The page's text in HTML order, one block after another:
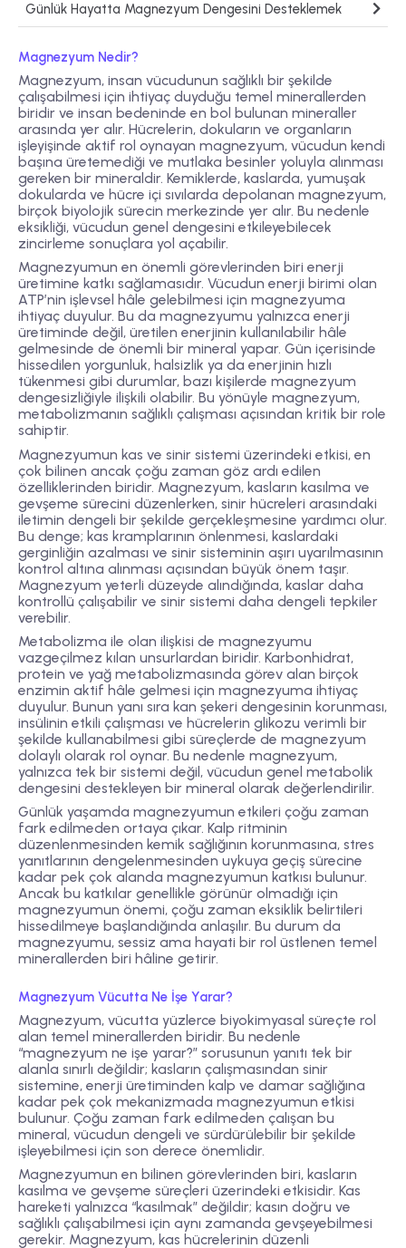
Günlük Hayatta Magnezyum Dengesini Desteklemek
Magnezyum Nedir?
Magnezyum, insan vücudunun sağlıklı bir şekilde
çalışabilmesi için ihtiyaç duyduğu temel minerallerden
biridir ve insan bedeninde en bol bulunan mineraller
arasında yer alır. Hücrelerin, dokuların ve organların
işleyişinde aktif rol oynayan magnezyum, vücudun kendi
başına üretemediği ve mutlaka besinler yoluyla alınması
gereken bir mineraldir. Kemiklerde, kaslarda, yumuşak
dokularda ve hücre içi sıvılarda depolanan magnezyum,
birçok biyolojik sürecin merkezinde yer alır. Bu nedenle
eksikliği, vücudun genel dengesini etkileyebilecek
zincirleme sonuçlara yol açabilir.
Magnezyumun en önemli görevlerinden biri enerji
üretimine katkı sağlamasıdır. Vücudun enerji birimi olan
ATP’nin işlevsel hâle gelebilmesi için magnezyuma
ihtiyaç duyulur. Bu da magnezyumu yalnızca enerji
üretiminde değil, üretilen enerjinin kullanılabilir hâle
gelmesinde de önemli bir mineral yapar. Gün içerisinde
hissedilen yorgunluk, halsizlik ya da enerjinin hızlı
tükenmesi gibi durumlar, bazı kişilerde magnezyum
dengesizliğiyle ilişkili olabilir. Bu yönüyle magnezyum,
metabolizmanın sağlıklı çalışması açısından kritik bir role
sahiptir.
Magnezyumun kas ve sinir sistemi üzerindeki etkisi, en
çok bilinen ancak çoğu zaman göz ardı edilen
özelliklerinden biridir. Magnezyum, kasların kasılma ve
gevşeme sürecini düzenlerken, sinir hücreleri arasındaki
iletimin dengeli bir şekilde gerçekleşmesine yardımcı olur.
Bu denge; kas kramplarının önlenmesi, kaslardaki
gerginliğin azalması ve sinir sisteminin aşırı uyarılmasının
kontrol altına alınması açısından büyük önem taşır.
Magnezyum yeterli düzeyde alındığında, kaslar daha
kontrollü çalışabilir ve sinir sistemi daha dengeli tepkiler
verebilir.
Metabolizma ile olan ilişkisi de magnezyumu
vazgeçilmez kılan unsurlardan biridir. Karbonhidrat,
protein ve yağ metabolizmasında görev alan birçok
enzimin aktif hâle gelmesi için magnezyuma ihtiyaç
duyulur. Bunun yanı sıra kan şekeri dengesinin korunması,
insülinin etkili çalışması ve hücrelerin glikozu verimli bir
şekilde kullanabilmesi gibi süreçlerde de magnezyum
dolaylı olarak rol oynar. Bu nedenle magnezyum,
yalnızca tek bir sistemi değil, vücudun genel metabolik
dengesini destekleyen bir mineral olarak değerlendirilir.
Günlük yaşamda magnezyumun etkileri çoğu zaman
fark edilmeden ortaya çıkar. Kalp ritminin
düzenlenmesinden kemik sağlığının korunmasına, stres
yanıtlarının dengelenmesinden uykuya geçiş sürecine
kadar pek çok alanda magnezyumun katkısı bulunur.
Ancak bu katkılar genellikle görünür olmadığı için
magnezyumun önemi, çoğu zaman eksiklik belirtileri
hissedilmeye başlandığında anlaşılır. Bu durum da
magnezyumu, sessiz ama hayati bir rol üstlenen temel
minerallerden biri hâline getirir.
Magnezyum Vücutta Ne İşe Yarar?
Magnezyum, vücutta yüzlerce biyokimyasal süreçte rol
alan temel minerallerden biridir. Bu nedenle
“magnezyum ne işe yarar?” sorusunun yanıtı tek bir
alanla sınırlı değildir; kasların çalışmasından sinir
sistemine, enerji üretiminden kalp ve damar sağlığına
kadar pek çok mekanizmada magnezyumun etkisi
bulunur. Çoğu zaman fark edilmeden çalışan bu
mineral, vücudun dengeli ve sürdürülebilir bir şekilde
işleyebilmesi için son derece önemlidir.
Magnezyumun en bilinen görevlerinden biri, kasların
kasılma ve gevşeme süreçleri üzerindeki etkisidir. Kas
hareketi yalnızca “kasılmak” değildir; kasın doğru ve
sağlıklı çalışabilmesi için aynı zamanda gevşeyebilmesi
gerekir. Magnezyum, kas hücrelerinin düzenli